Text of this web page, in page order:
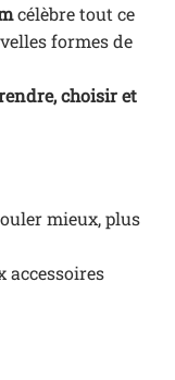
célèbre tout ce
formes de
choisir et
mieux, plus
accessoires